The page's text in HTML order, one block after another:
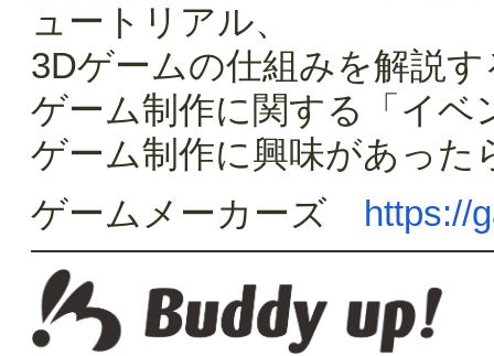
ュートリアル、
3Dゲームの仕組みを解説
ゲーム制作に関する「イ
ゲーム制作に興味があっ
ゲームメーカーズ https://